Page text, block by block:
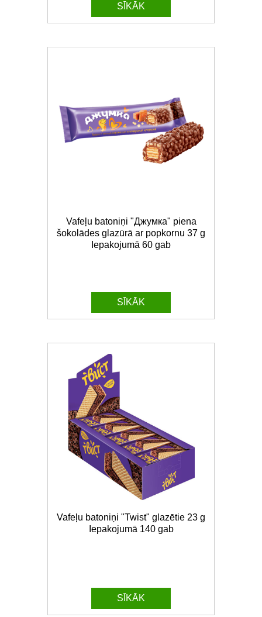
SĪKĀK
Vafeļu batoniņi "Джумка" piena
šokolādes glazūrā ar popkornu 37 g
Iepakojumā 60 gab
SĪKĀK
Vafeļu batoniņi "Twist" glazētie 23 g
Iepakojumā 140 gab
SĪKĀK